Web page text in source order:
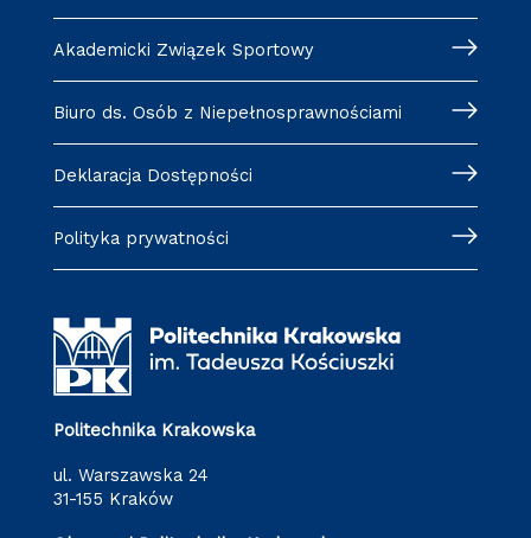
Akademicki Związek Sportowy
Biuro ds. Osób z Niepełnosprawnościami
Deklaracja Dostępności
Polityka prywatności
Politechnika Krakowska
ul. Warszawska 24
31-155 Kraków